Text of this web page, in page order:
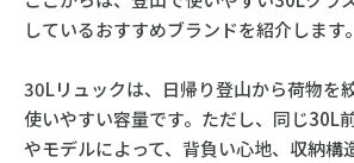
しているおすすめブランドを紹介します。
30Lリュックは、日帰り登山から荷物を
使いやすい容量です。ただし、同じ30L
やモデルによって、背負い心地、収納構